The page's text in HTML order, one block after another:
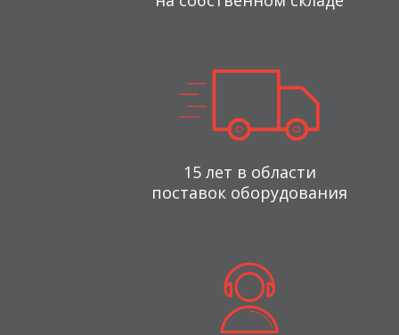
15 лет в области
поставок оборудования